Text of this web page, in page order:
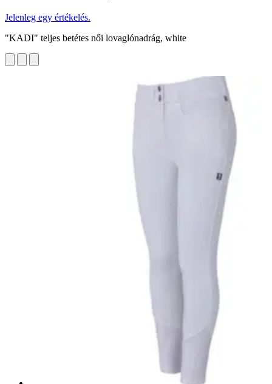
Jelenleg egy értékelés.
"KADI" teljes betétes női lovaglónadrág, white